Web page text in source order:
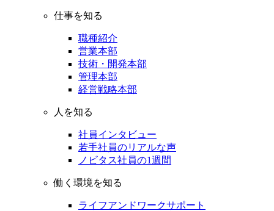
仕事を知る
職種紹介
営業本部
技術・開発本部
管理本部
経営戦略本部
人を知る
社員インタビュー
若手社員のリアルな声
ノビタス社員の1週間
働く環境を知る
ライフアンドワークサポート